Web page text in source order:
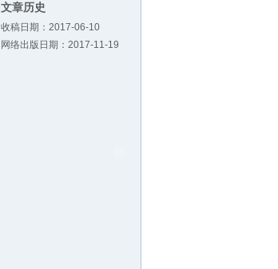
文章历史
收稿日期：2017-06-10
网络出版日期：2017-11-19